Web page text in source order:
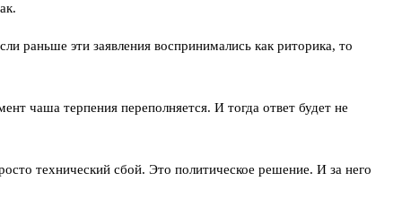
раньше эти заявления воспринимались как риторика, то
чаша терпения переполняется. И тогда ответ будет не
технический сбой. Это политическое решение. И за него